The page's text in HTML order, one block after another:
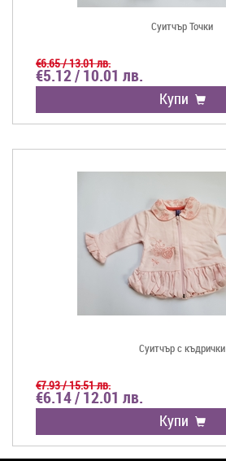
Суитчър Точки
€6.65 / 13.01 лв.
€5.12 / 10.01 лв.
Купи
Суитчър с къдрички
€7.93 / 15.51 лв.
€6.14 / 12.01 лв.
Купи